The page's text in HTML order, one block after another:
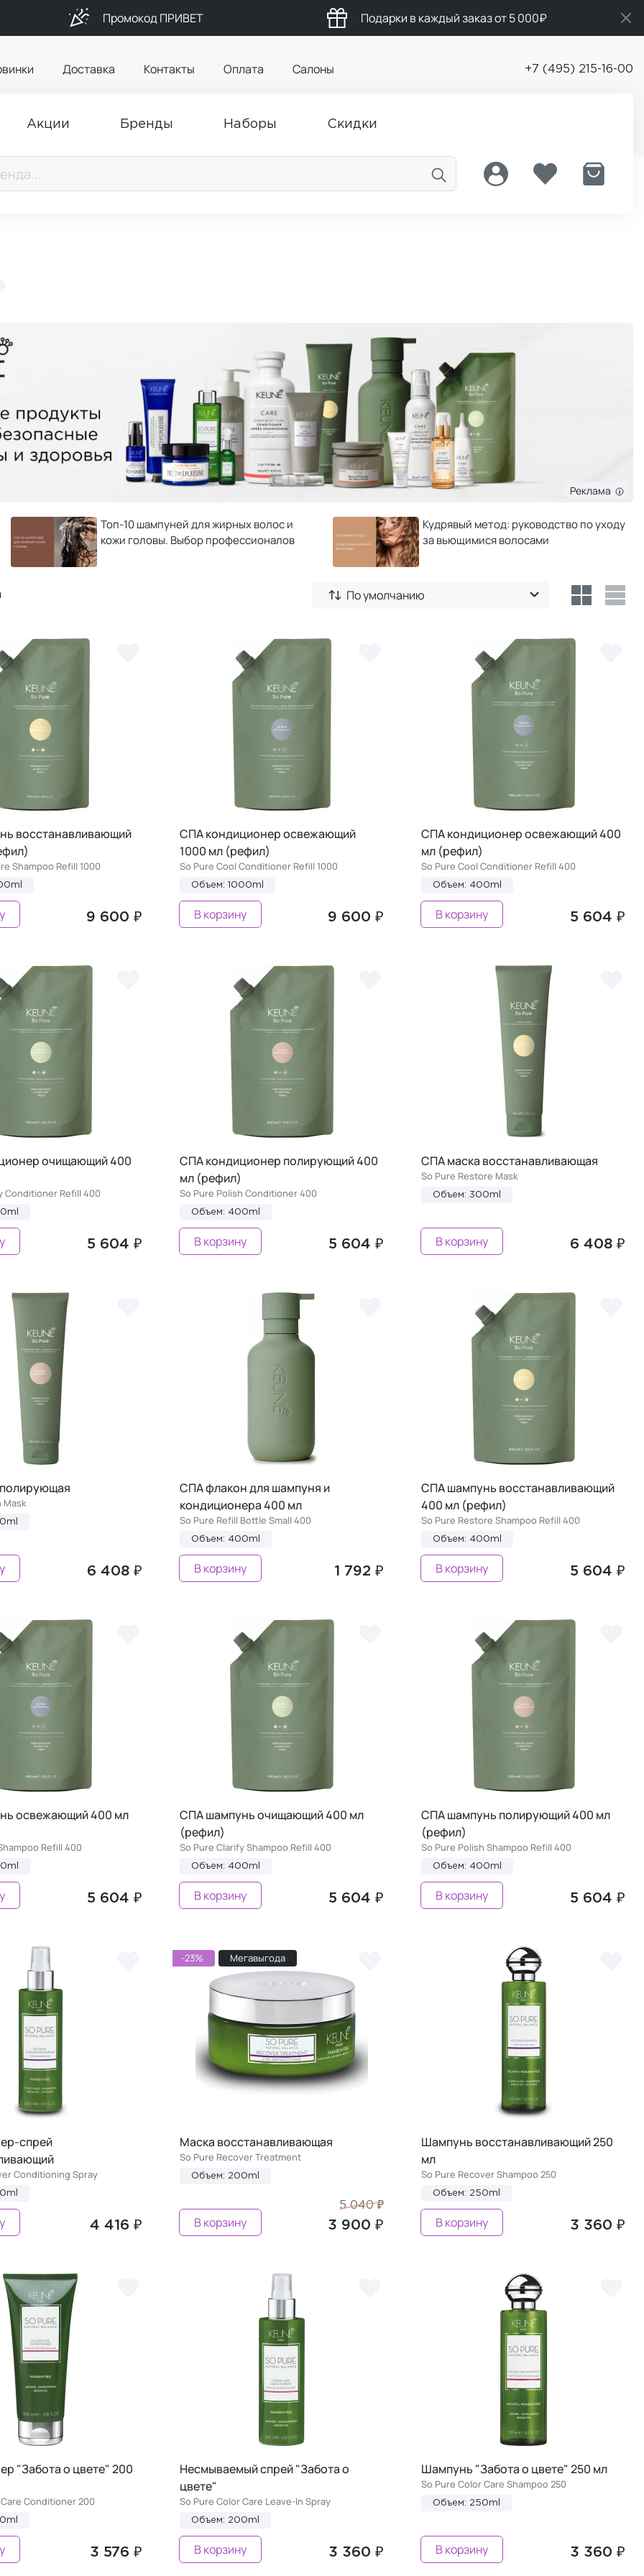
Промокод ПРИВЕТ Подарки в каждый заказ от 5 000₽
Доставка Контакты Оплата Салоны +7 (495) 215-16-00
Акции Бренды Наборы Скидки
Реклама
Топ-10 шампуней для жирных волос и
кожи головы. Выбор профессионалов
Кудрявый метод: руководство по уходу
за вьющимися волосами
По умолчанию
восстанавливающий
Shampoo Refill 1000
9 600 ₽
СПА кондиционер освежающий
1000 мл (рефил)
So Pure Cool Conditioner Refill 1000
Объем: 1000ml
9 600 ₽
В корзину
СПА кондиционер освежающий 400
мл (рефил)
So Pure Cool Conditioner Refill 400
Объем: 400ml
5 604 ₽
В корзину
очищающий 400
Conditioner Refill 400
5 604 ₽
СПА кондиционер полирующий 400
мл (рефил)
So Pure Polish Conditioner 400
Объем: 400ml
5 604 ₽
В корзину
СПА маска восстанавливающая
So Pure Restore Mask
Объем: 300ml
6 408 ₽
В корзину
Mask
6 408 ₽
СПА флакон для шампуня и
кондиционера 400 мл
So Pure Refill Bottle Small 400
Объем: 400ml
1 792 ₽
В корзину
СПА шампунь восстанавливающий
400 мл (рефил)
So Pure Restore Shampoo Refill 400
Объем: 400ml
5 604 ₽
В корзину
освежающий 400 мл
Refill 400
5 604 ₽
СПА шампунь очищающий 400 мл
(рефил)
So Pure Clarify Shampoo Refill 400
Объем: 400ml
5 604 ₽
В корзину
СПА шампунь полирующий 400 мл
(рефил)
So Pure Polish Shampoo Refill 400
Объем: 400ml
5 604 ₽
В корзину
спрей
Conditioning Spray
4 416 ₽
-23% Мегавыгода
Маска восстанавливающая
So Pure Recover Treatment
Объем: 200ml
5 040 ₽
3 900 ₽
В корзину
Шампунь восстанавливающий 250
мл
So Pure Recover Shampoo 250
Объем: 250ml
3 360 ₽
В корзину
"Забота о цвете" 200
Conditioner 200
3 576 ₽
Несмываемый спрей "Забота о
цвете"
So Pure Color Care Leave-In Spray
Объем: 200ml
3 360 ₽
В корзину
Шампунь "Забота о цвете" 250 мл
So Pure Color Care Shampoo 250
Объем: 250ml
3 360 ₽
В корзину